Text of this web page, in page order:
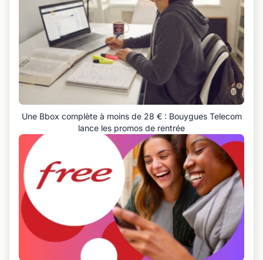
Une Bbox complète à moins de 28 € : Bouygues Telecom
lance les promos de rentrée